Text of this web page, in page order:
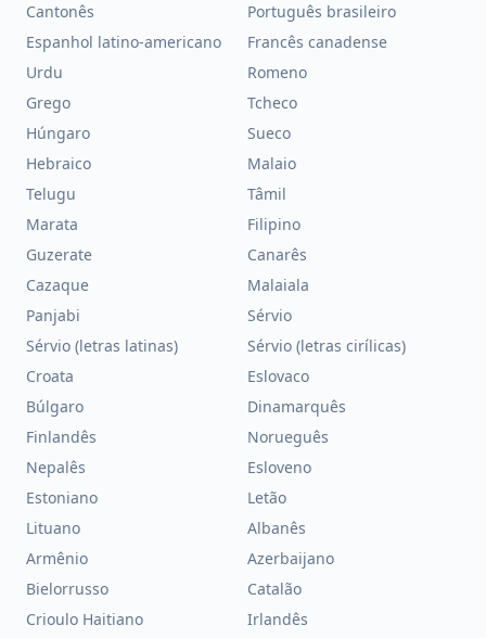
Cantonês
Português brasileiro
Espanhol latino-americano
Francês canadense
Urdu
Romeno
Grego
Tcheco
Húngaro
Sueco
Hebraico
Malaio
Telugu
Tâmil
Marata
Filipino
Guzerate
Canarês
Cazaque
Malaiala
Panjabi
Sérvio
Sérvio (letras latinas)
Sérvio (letras cirílicas)
Croata
Eslovaco
Búlgaro
Dinamarquês
Finlandês
Norueguês
Nepalês
Esloveno
Estoniano
Letão
Lituano
Albanês
Armênio
Azerbaijano
Bielorrusso
Catalão
Crioulo Haitiano
Irlandês